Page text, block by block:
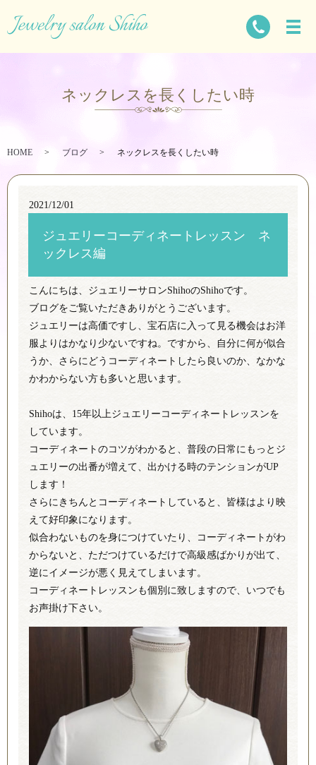
ネックレスを長くしたい時
HOME ブログ ネックレスを長くしたい時
2021/12/01
ジュエリーコーディネートレッスン ネ
ックレス編
こんにちは、ジュエリーサロンShihoのShihoです。
ブログをご覧いただきありがとうございます。
ジュエリーは高価ですし、宝石店に入って見る機会はお洋
服よりはかなり少ないですね。 ですから、自分に何が似合
うか、さらにどうコーディネートしたら良いのか、なかな
かわからない方も多いと思います。
Shihoは、15年以上ジュエリーコーディネートレッスンを
しています。
コーディネートのコツがわかると、普段の日常にもっとジ
ュエリーの出番が増えて、出かける時のテンションがUP
します！
さらにきちんとコーディネートしていると、皆様はより映
えて好印象になります。
似合わないものを身につけていたり、コーディネートがわ
からないと、ただつけているだけで高級感ばかりが出て、
逆にイメージが悪く見えてしまいます。
コーディネートレッスンも個別に致しますので、いつでも
お声掛け下さい。